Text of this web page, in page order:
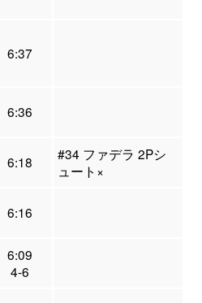
6:37
6:36
6:18
#34 ファデラ 2Pシ
ュート×
6:16
6:09
4-6